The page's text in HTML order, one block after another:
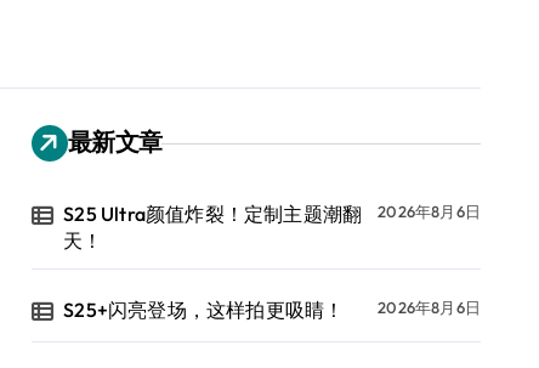
最新文章
S25 Ultra颜值炸裂！定制主题潮翻
天！
2026年8月6日
S25+闪亮登场，这样拍更吸睛！ 2026年8月6日